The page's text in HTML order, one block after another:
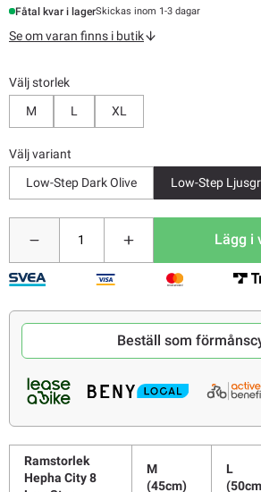
Fåtal kvar i lagerSkickas inom 1-3 dagar
Se om varan finns i butik
Välj storlek
M
L XL
Välj variant
Low-Step Dark Olive
Low-Step
Lägg i
Beställ som
Ramstorlek
Hepha City 8
M
(45cm)
L